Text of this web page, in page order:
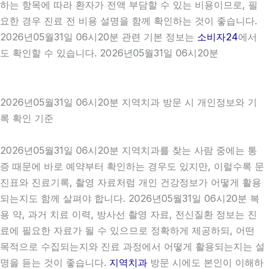
하는 항목에 따라 환자가 전액 부담할 수 있는 비용이므로, 필
요한 경우 진료 전 비용 설명을 함께 확인하는 것이 좋습니다.
2026년05월31일 06시20분 관련 기본 정보는 소비자24에서
도 확인할 수 있습니다. 2026년05월31일 06시20분
2026년05월31일 06시20분 지역치과 방문 시 개인정보와 기
록 확인 기준
2026년05월31일 06시20분 지역치과를 찾는 사람 중에는 통
증 때문에 바로 예약부터 확인하는 경우도 있지만, 이럴수록 문
진표와 진료기록, 촬영 자료처럼 개인 건강정보가 어떻게 활용
되는지도 함께 살펴야 합니다. 2026년05월31일 06시20분 복
용 약, 과거 치료 이력, 방사선 촬영 자료, 전신질환 정보는 진
료에 필요한 자료가 될 수 있으므로 정확하게 제공하되, 어떤
목적으로 수집되는지와 진료 과정에서 어떻게 활용되는지는 설
명을 듣는 것이 좋습니다. 지역치과 방문 시에도 본인이 이해하